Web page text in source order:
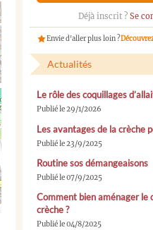
Déjà inscrit ? Se
Envie d'aller plus loin ?
Actualités
Le rôle des coquillages
Publié le 29/1/2026
Les avantages de la crèche
Publié le 23/9/2025
Routine sos démangeaisons
Publié le 07/9/2025
Comment bien aménager le
crèche ?
Publié le 04/8/2025